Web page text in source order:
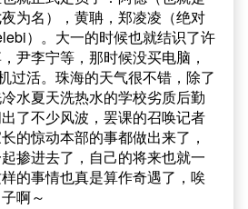
为名），黄聃，郑凌凌（绝对
）。大一的时候也就结识了许
尹李宁等，那时候没买电脑，
过活。珠海的天气很不错，除了
水夏天洗热水的学校劣质后勤
了不少风波，罢课的召唤记者
的惊动本部的事都做出来了，
掺进去了，自己的将来也就一
的事情也真是算作奇遇了，唉
啊～